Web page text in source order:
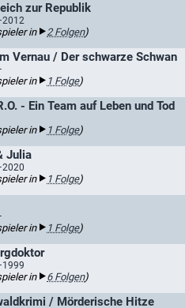
zur Republik
in 2 Folgen)
Vernau / Der schwarze Schwan
in 1 Folge)
- Ein Team auf Leben und Tod
in 1 Folge)
Julia
in 1 Folge)
in 1 Folge)
in 6 Folgen)
/ Mörderische Hitze